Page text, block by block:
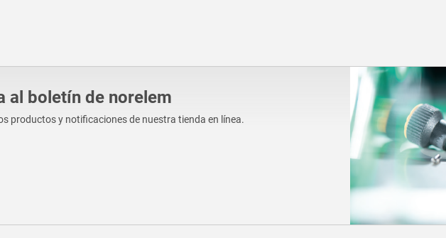
al boletín de norelem
productos y notificaciones de nuestra tienda en línea.